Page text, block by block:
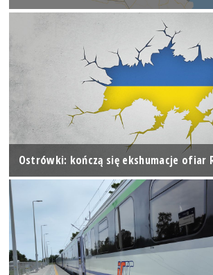
Ostrówki: kończą się ekshumacje ofiar